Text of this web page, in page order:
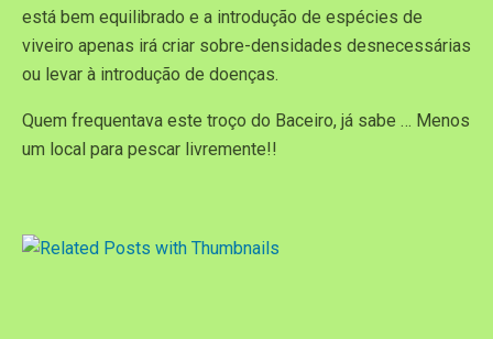
está bem equilibrado e a introdução de espécies de
viveiro apenas irá criar sobre-densidades desnecessárias
ou levar à introdução de doenças.
Quem frequentava este troço do Baceiro, já sabe … Menos
um local para pescar livremente!!